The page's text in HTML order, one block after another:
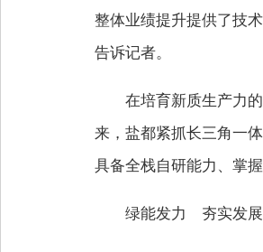
整体业绩提升提供了技
告诉记者。
在培育新质生产力
来，盐都紧抓长三角一
具备全栈自研能力、掌
绿能发力 夯实发